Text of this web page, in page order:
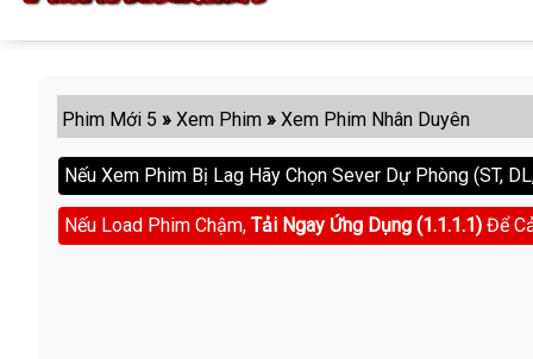
Phim Mới 5 » Xem Phim » Xem Phim Nhân Duyên
Nếu Xem Phim Bị Lag Hãy Chọn Sever Dự Phòng (ST,
Nếu Load Phim Chậm, Tải Ngay Ứng Dụng (1.1.1.1) Để